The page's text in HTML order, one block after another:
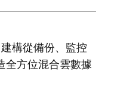
構從備份、監控
全方位混合雲數據